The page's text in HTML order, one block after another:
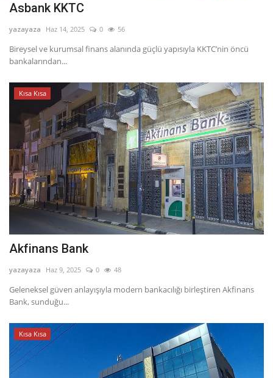
Asbank KKTC
yazayaza Haz 14, 2025 0 56
Bireysel ve kurumsal finans alanında güçlü yapısıyla KKTC’nin öncü
bankalarından...
Kısa Kısa
Akfinans Bank
yazayaza Haz 9, 2025 0 48
Geleneksel güven anlayışıyla modern bankacılığı birleştiren Akfinans
Bank, sunduğu...
Kısa Kısa